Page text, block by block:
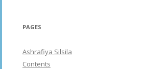
PAGES
Ashrafiya Silsila
Contents